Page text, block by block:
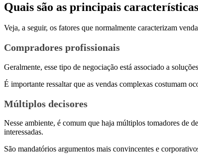
Quais são as principais
Veja, a seguir, os fatores que normalmente caracterizam
Compradores profissionais
Geralmente, esse tipo de negociação está associado a
É importante ressaltar que as vendas complexas costumam
Múltiplos decisores
Nesse ambiente, é comum que haja múltiplos tomadores de
interessadas.
São mandatórios argumentos mais convincentes e